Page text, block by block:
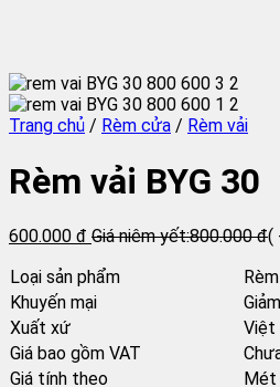
Trang chủ / Rèm cửa / Rèm vải
Rèm vải BYG 30
600.000 đ Giá niêm yết:800.000 đ(
Loại sản phẩm
Khuyến mại
Xuất xứ
Việt
Giá bao gồm VAT
Giá tính theo
Mét